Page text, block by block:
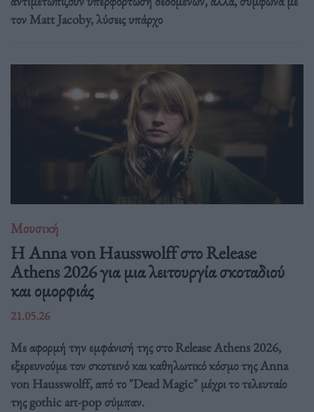
τον Matt Jacoby, λύσεις υπάρχο
Μουσική
Η Anna von Hausswolff στο Release
Athens 2026 για μια λειτουργία σκοταδιού
και ομορφιάς
21.05.26
Με αφορμή την εμφάνισή της στο Release Athens 2026,
εξερευνούμε τον σκοτεινό και καθηλωτικό κόσμο της Anna
von Hausswolff, από το "Dead Magic" μέχρι το τελευταίο
της gothic art-pop σύμπαν.